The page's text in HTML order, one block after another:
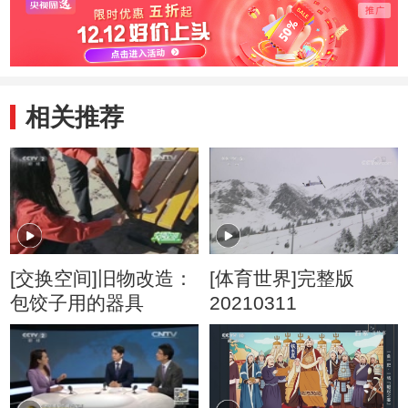
相关推荐
[交换空间]旧物改造：
包饺子用的器具
[体育世界]完整版
20210311